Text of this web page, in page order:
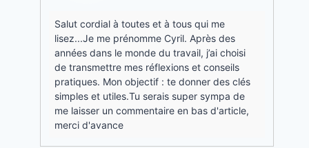
Salut cordial à toutes et à tous qui me
lisez...Je me prénomme Cyril. Après des
années dans le monde du travail, j’ai choisi
de transmettre mes réflexions et conseils
pratiques. Mon objectif : te donner des clés
simples et utiles.Tu serais super sympa de
me laisser un commentaire en bas d'article,
merci d'avance